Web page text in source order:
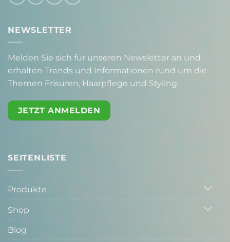
NEWSLETTER
Melden Sie sich für unseren Newsletter an und
erhalten Trends und Informationen rund um die
Themen Frisuren, Haarpflege und Styling.
JETZT ANMELDEN
SEITENLISTE
Produkte
Shop
Blog